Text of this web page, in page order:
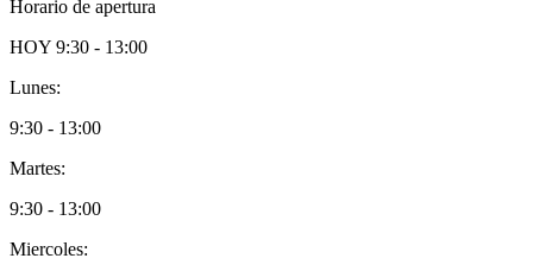
Horario de apertura
HOY 9:30 - 13:00
Lunes:
9:30 - 13:00
Martes:
9:30 - 13:00
Miercoles: